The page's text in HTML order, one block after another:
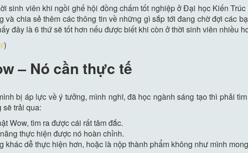
sinh viên khi ngồi ghế hội đồng chấm tốt nghiệp ở Đại học Kiến
chia sẻ thêm các thông tin về những gì sắp tới đang chờ đợi các
đây là 6 thứ sẽ tốt hơn nếu được biết khi còn ở thời sinh viên nhiều
)
– Nó cần thực tế
bị áp lực về ý tưởng, mình nghĩ, đã học ngành sáng tạo thì phải
sẽ trải qua:
Wow, tìm ra được cái rất tâm đắc.
thực hiện được nó hoàn chỉnh.
khác dễ thực hiện hơn, hoặc là nộp thành phẩm không như mình